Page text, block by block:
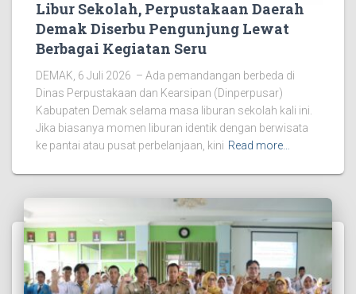
Libur Sekolah, Perpustakaan Daerah
Demak Diserbu Pengunjung Lewat
Berbagai Kegiatan Seru
DEMAK, 6 Juli 2026 – Ada pemandangan berbeda di
Dinas Perpustakaan dan Kearsipan (Dinperpusar)
Kabupaten Demak selama masa liburan sekolah kali ini.
Jika biasanya momen liburan identik dengan berwisata
ke pantai atau pusat perbelanjaan, kini Read more…